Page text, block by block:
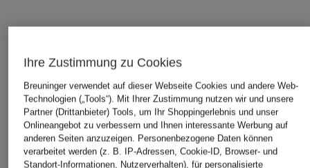
Ihre Zustimmung zu Cookies
Breuninger verwendet auf dieser Webseite Cookies und andere Web-
Technologien („Tools“). Mit Ihrer Zustimmung nutzen wir und unsere
Partner (Drittanbieter) Tools, um Ihr Shoppingerlebnis und unser
Onlineangebot zu verbessern und Ihnen interessante Werbung auf
anderen Seiten anzuzeigen. Personenbezogene Daten können
verarbeitet werden (z. B. IP-Adressen, Cookie-ID, Browser- und
Standort-Informationen, Nutzerverhalten), für personalisierte